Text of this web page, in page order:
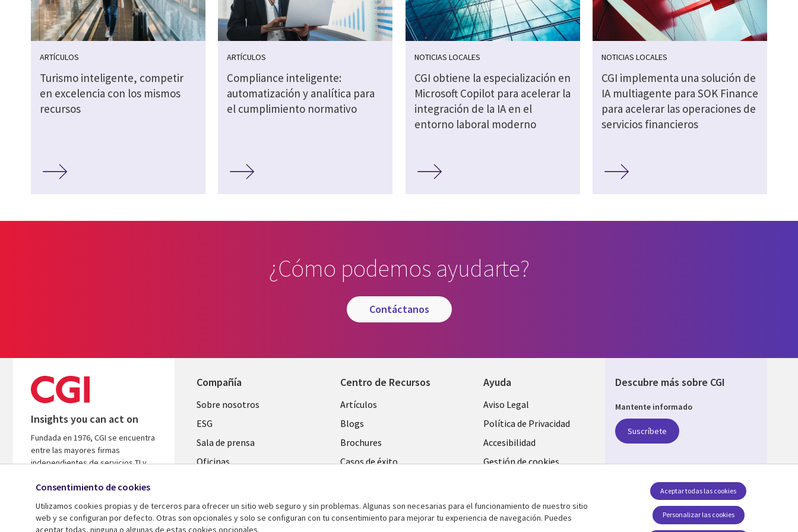
ARTÍCULOS
Turismo inteligente, competir
en excelencia con los mismos
recursos
ARTÍCULOS
Compliance inteligente:
automatización y analítica para
el cumplimiento normativo
NOTICIAS LOCALES
CGI obtiene la especialización en
Microsoft Copilot para acelerar la
integración de la IA en el
entorno laboral moderno
NOTICIAS LOCALES
CGI implementa una solución de
IA multiagente para SOK Finance
para acelerar las operaciones de
servicios financieros
¿Cómo podemos ayudarte?
contáctanos
Insights you can act on
Fundada en 1976, CGI se encuentra
entre las mayores firmas
independientes de servicios TI y
Nos basamos en conocimientos y
rendimiento de tus inversiones.
Compañía
Useful
links
SPAIN
Sobre nosotros
ESG
Sala de prensa
Oficinas
Centro de Recursos
Library
Links
SPAIN
Artículos
Blogs
Brochures
Casos de éxito
Puntos de vista
Ayuda
Legal
SPAIN
Aviso Legal
Política de Privacidad
Accesibilidad
Gestión de cookies
Descubre más sobre CGI
Mantente informado
Suscríbete
Síguenos en
Social Media SPAIN
Consentimiento de cookies
Utilizamos cookies propias y de terceros para ofrecer un sitio web seguro y sin problemas. Algunas son necesarias para el funcionamiento de nuestro sitio
web y se configuran por defecto. Otras son opcionales y solo se configuran con tu consentimiento para mejorar tu experiencia de navegación. Puedes
aceptar todas, ninguna o algunas de estas cookies opcionales.
Personalizar las cookies
Aceptar todas las cookies